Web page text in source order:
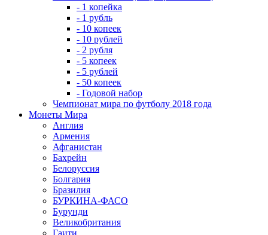
- 1 копейка
- 1 рубль
- 10 копеек
- 10 рублей
- 2 рубля
- 5 копеек
- 5 рублей
- 50 копеек
- Годовой набор
Чемпионат мира по футболу 2018 года
Монеты Мира
Англия
Армения
Афганистан
Бахрейн
Белоруссия
Болгария
Бразилия
БУРКИНА-ФАСО
Бурунди
Великобритания
Гаити